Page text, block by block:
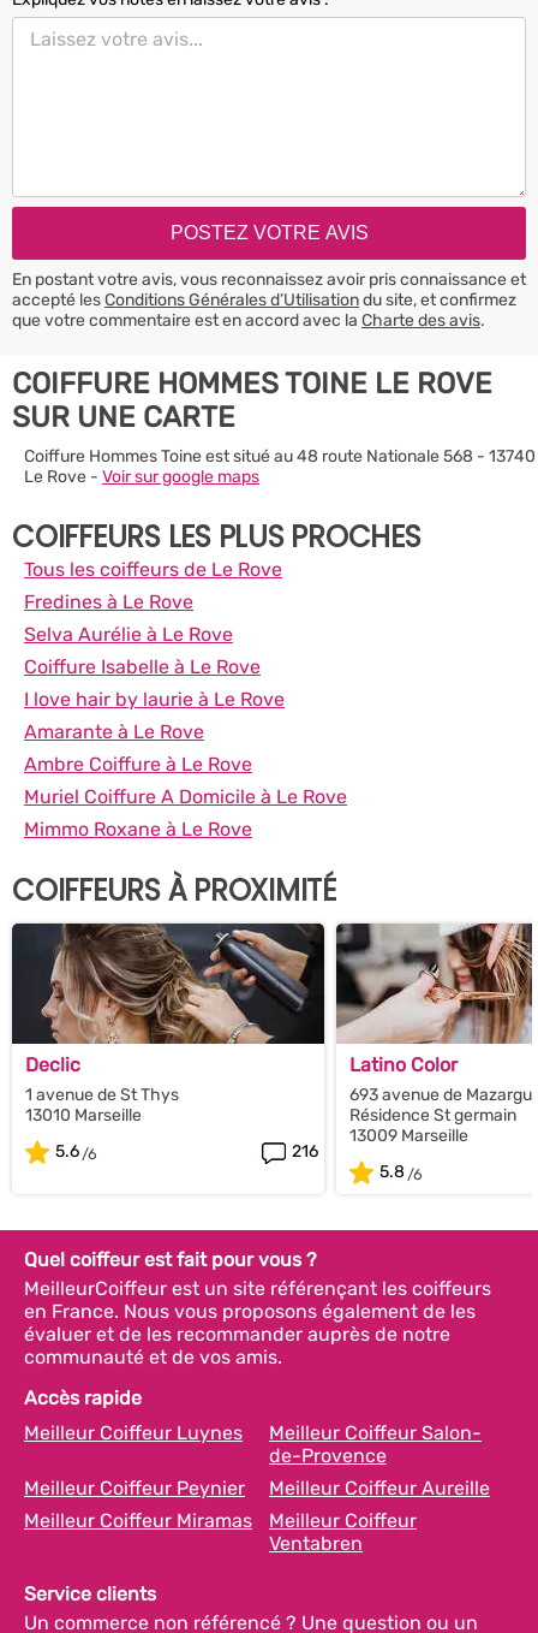
En postant votre avis, vous reconnaissez avoir pris connaissance et
accepté lesConditions Générales d’Utilisationdu site, et confirmez
que votre commentaire est en accord avec la Charte des avis.
COIFFURE HOMMES TOINE LE ROVE
SUR UNE CARTE
Coiffure Hommes Toine est situé au 48 route Nationale 568 - 13740
Le Rove - Voir sur google maps
COIFFEURS LES PLUS PROCHES
Tous les coiffeurs de Le Rove
Fredines à Le Rove
Selva Aurélie à Le Rove
Coiffure Isabelle à Le Rove
I love hair by laurie à Le Rove
Amarante à Le Rove
Ambre Coiffure à Le Rove
Muriel Coiffure A Domicile à Le Rove
Mimmo Roxane à Le Rove
COIFFEURS À PROXIMITÉ
Declic
1 avenue de St Thys
13010 Marseille
5.6
216
Latino Color
693 avenue de
Résidence St germain
13009 Marseille
5.8
Quel coiffeur est fait pour vous ?
MeilleurCoiffeur est un site référençant les coiffeurs
en France. Nous vous proposons également de les
évaluer et de les recommander auprès de notre
communauté et de vos amis.
Accès rapide
Meilleur Coiffeur Luynes
Meilleur Coiffeur Salon-
de-Provence
Meilleur Coiffeur Peynier
Meilleur Coiffeur Aureille
Meilleur Coiffeur Miramas
Meilleur Coiffeur
Ventabren
Service clients
Un commerce non référencé ? Une question ou un